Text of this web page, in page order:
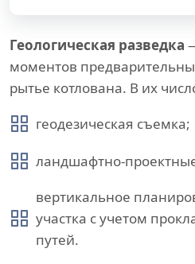
Геологическая разведка
моментов
рытье котлована. В их
геодезическая съемка;
ландшафтно-
вертикальное
участка с учетом
путей.